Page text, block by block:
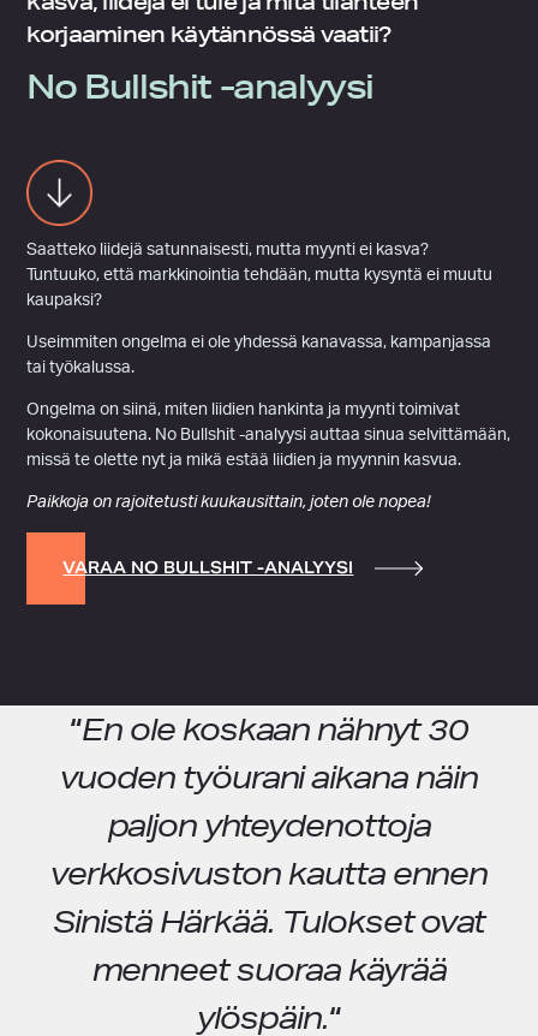
korjaaminen käytännössä vaatii?
No Bullshit -analyysi
Saatteko liidejä satunnaisesti, mutta myynti ei kasva?
Tuntuuko, että markkinointia tehdään, mutta kysyntä ei muutu
kaupaksi?
Useimmiten ongelma ei ole yhdessä kanavassa, kampanjassa
tai työkalussa.
Ongelma on siinä, miten liidien hankinta ja myynti toimivat
kokonaisuutena. No Bullshit -analyysi auttaa sinua selvittämään,
missä te olette nyt ja mikä estää liidien ja myynnin kasvua.
Paikkoja on rajoitetusti kuukausittain, joten ole nopea!
VARAA NO BULLSHIT -ANALYYSI
“En ole koskaan nähnyt 30
vuoden työurani aikana näin
paljon yhteydenottoja
verkkosivuston kautta ennen
Sinistä Härkää. Tulokset ovat
menneet suoraa käyrää
ylöspäin.“